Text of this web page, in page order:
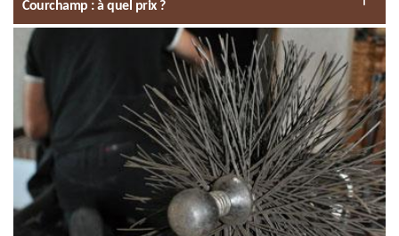
Courchamp : à quel prix ?